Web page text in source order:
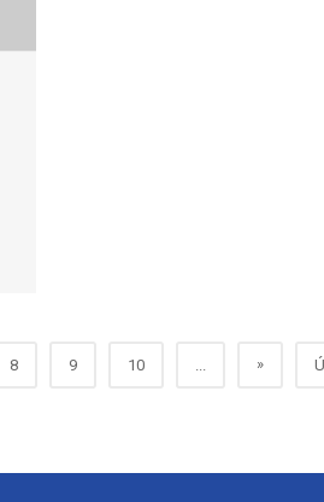
8 9 10 ... »